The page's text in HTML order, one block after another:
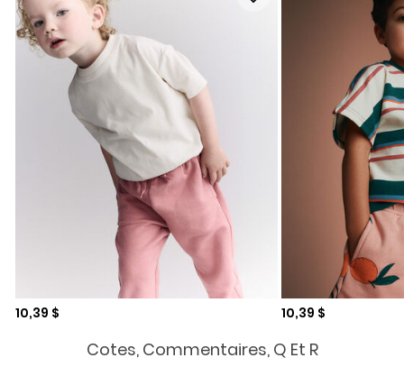
Prix de solde
10,39 $ Prix de solde
10,39 $
Cotes, Commentaires, Q Et R